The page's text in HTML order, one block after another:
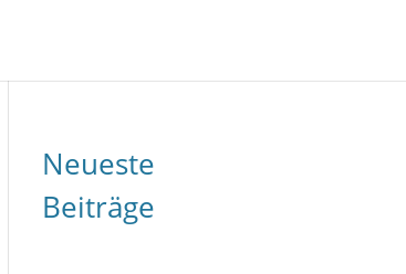
Neueste
Beiträge